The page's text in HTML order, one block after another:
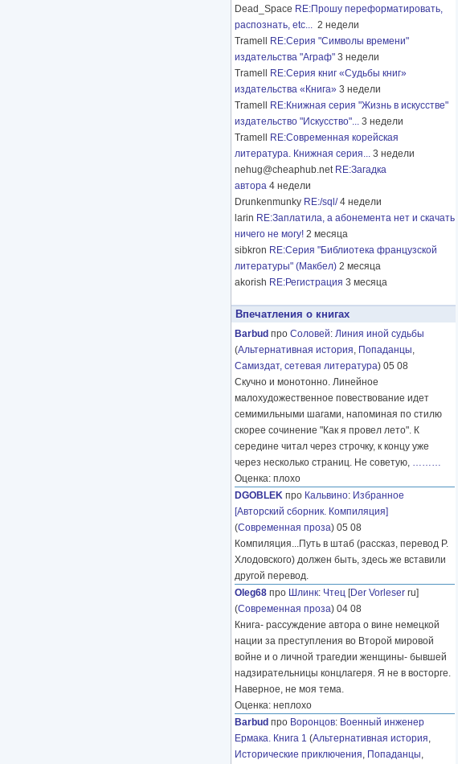
Dead_Space RE:Прошу переформатировать,
распознать, etc... 2 недели
Tramell
RE:Серия "Символы времени"
издательства "Аграф" 3 недели
Tramell
RE:Серия книг «Судьбы книг»
издательства «Книга» 3 недели
Tramell
RE:Книжная серия "Жизнь в искусстве"
издательство "Искусство"... 3 недели
Tramell
RE:Современная корейская
литература. Книжная серия... 3 недели
nehug@cheaphub.net RE:Загадка
автора 4 недели
Drunkenmunky RE:/sql/ 4 недели
larin RE:Заплатила, а абонемента нет и скачать
ничего не могу! 2 месяца
sibkron RE:Серия "Библиотека французской
литературы" (Макбел) 2 месяца
akorish RE:Регистрация 3 месяца
Впечатления о книгах
Barbud про Соловей: Линия иной судьбы
(Альтернативная история, Попаданцы,
Самиздат, сетевая литература) 05 08
Скучно и монотонно. Линейное
малохудожественное повествование идет
семимильными шагами, напоминая по стилю
скорее сочинение "Как я провел лето". К
середине читал через строчку, к концу уже
через несколько страниц. Не советую, ………
Оценка: плохо
DGOBLEK про Кальвино: Избранное
[Авторский сборник. Компиляция]
(Современная проза) 05 08
Компиляция...Путь в штаб (рассказ, перевод Р.
Хлодовского) должен быть, здесь же вставили
другой перевод.
Oleg68 про Шлинк: Чтец [Der Vorleser ru]
(Современная проза) 04 08
Книга- рассуждение автора о вине немецкой
нации за преступления во Второй мировой
войне и о личной трагедии женщины- бывшей
надзирательницы концлагеря. Я не в восторге.
Наверное, не моя тема.
Оценка: неплохо
Barbud про Воронцов: Военный инженер
Ермака. Книга 1 (Альтернативная история,
Исторические приключения, Попаданцы,